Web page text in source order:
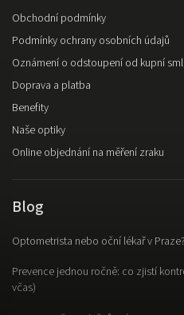
Obchodní podmínky
Podmínky ochrany osobních údajů
Oznámení o odstoupení od kupní
Doprava a platba
Benefity
Naše optiky
Online objednání na měření zraku
Blog
Optometrista nebo oční lékař v
Prevence jednou ročně: co zjistí
včas)